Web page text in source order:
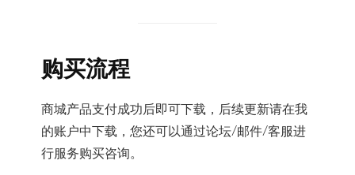
购买流程
商城产品支付成功后即可下载，后续更新请在我
的账户中下载，您还可以通过论坛/邮件/客服进
行服务购买咨询。